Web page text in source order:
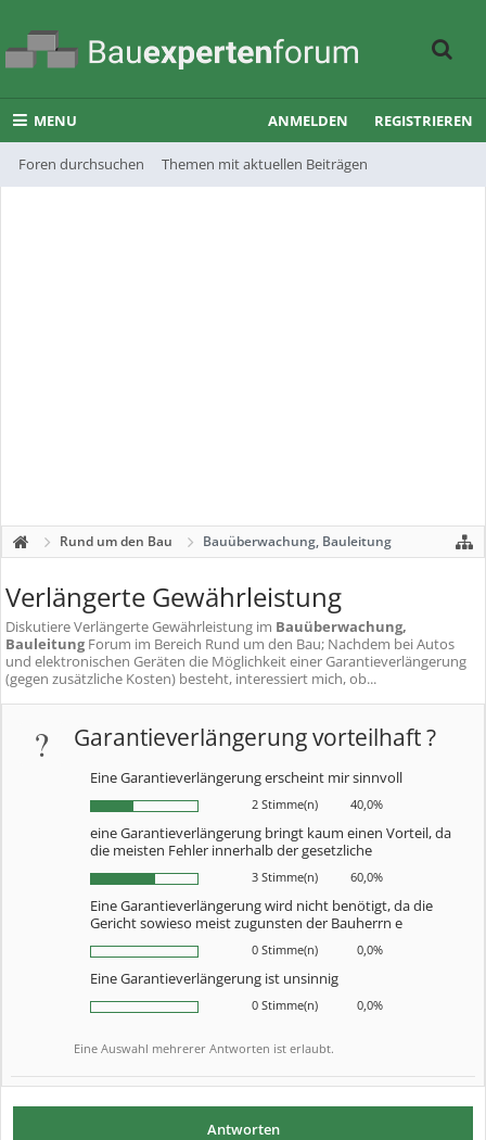
MENU
Foren durchsuchen Themen mit aktuellen Beiträgen
ANMELDEN REGISTRIEREN
Rund um den Bau Bauüberwachung, Bauleitung
Verlängerte Gewährleistung
DiskutiereVerlängerte Gewährleistung im Bauüberwachung,
Bauleitung Forum im Bereich Rund um den Bau; Nachdem bei Autos
und elektronischen Geräten die Möglichkeit einer Garantieverlängerung
(gegen zusätzliche Kosten) besteht, interessiert mich, ob...
? Garantieverlängerung vorteilhaft ?
Eine Garantieverlängerung erscheint mir sinnvoll
2 Stimme(n) 40,0%
eine Garantieverlängerung bringt kaum einen Vorteil, da
die meisten Fehler innerhalb der gesetzliche
3 Stimme(n) 60,0%
Eine Garantieverlängerung wird nicht benötigt, da die
Gericht sowieso meist zugunsten der Bauherrn e
0 Stimme(n) 0,0%
Eine Garantieverlängerung ist unsinnig
0 Stimme(n) 0,0%
Eine Auswahl mehrerer Antworten ist erlaubt.
Antworten